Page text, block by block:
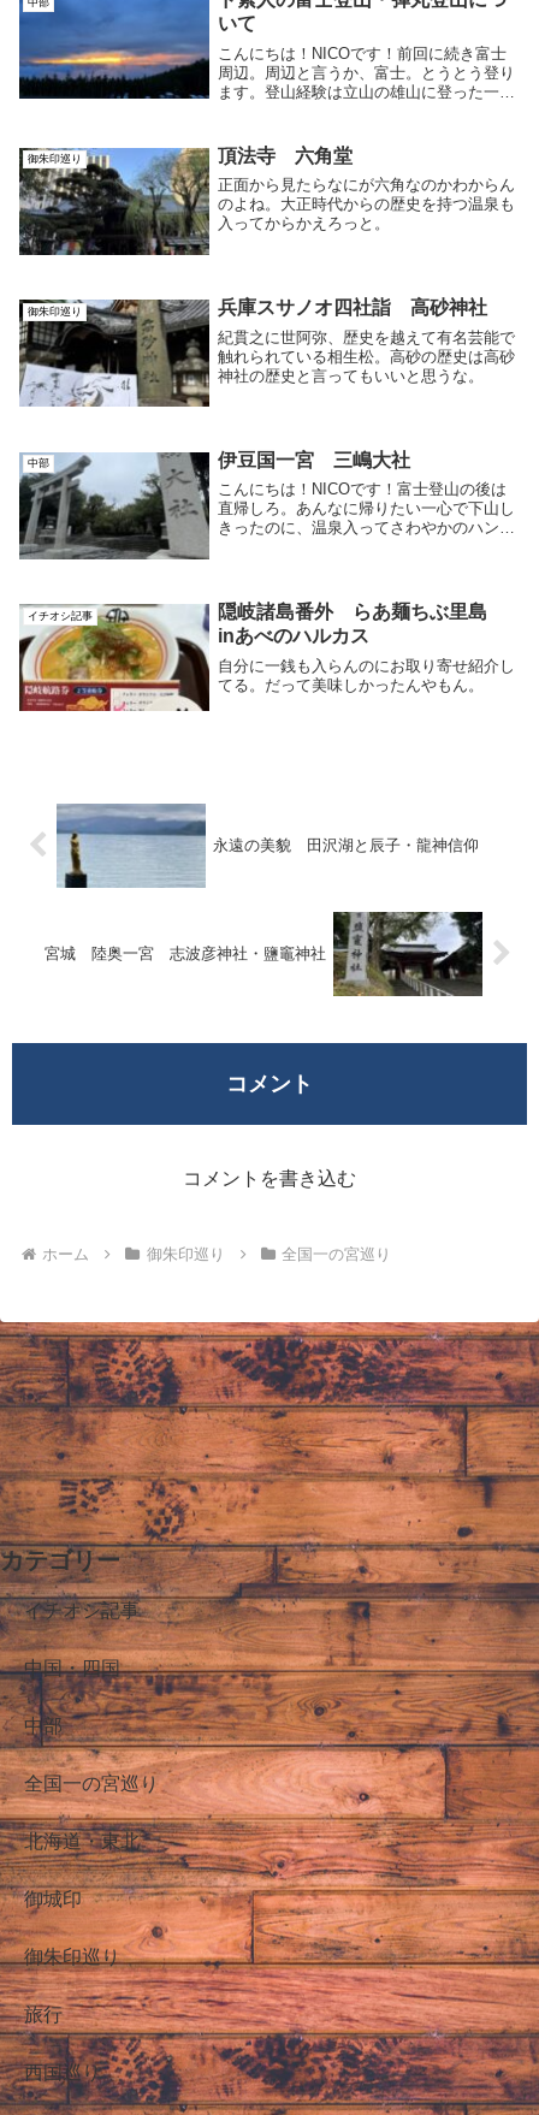
中部
いて
こんにちは！NICOです！前回に続き富士
周辺。周辺と言うか、富士。とうとう登り
ます。登山経験は立山の雄山に登った一度
ばっか言いそうな気がしてますが、寛大な
精神でお許...
御朱印巡り 頂法寺 六角堂
正面から見たらなにが六角なのかわからん
のよね。大正時代からの歴史を持つ温泉も
入ってからかえろっと。
御朱印巡り 兵庫スサノオ四社詣 高砂神社
紀貫之に世阿弥、歴史を越えて有名芸能で
触れられている相生松。高砂の歴史は高砂
神社の歴史と言ってもいいと思うな。
中部 伊豆国一宮 三嶋大社
こんにちは！NICOです！富士登山の後は
直帰しろ。あんなに帰りたい一心で下山し
きったのに、温泉入ってさわやかのハンバ
キの車の乗...
イチオシ記事
隠岐諸島番外 らあ麺ちぶ里島
inあべのハルカス
自分に一銭も入らんのにお取り寄せ紹介し
てる。だって美味しかったんやもん。
永遠の美貌 田沢湖と辰子・龍神信仰
宮城 陸奥一宮 志波彦神社・鹽竈神社
コメント
コメントを書き込む
ホーム 御朱印巡り 全国一の宮巡り
カテゴリー
イチオシ記事
中国・四国
中部
全国一の宮巡り
北海道・東北
御城印
御朱印巡り
旅行
西国巡り